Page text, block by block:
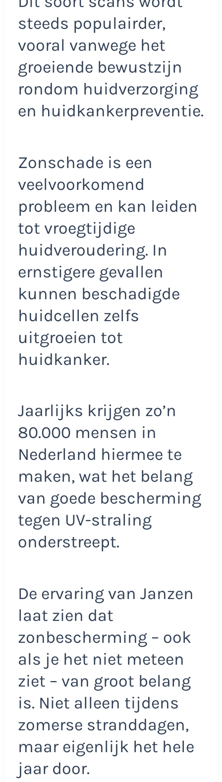
steeds populairder,
vooral vanwege het
groeiende bewustzijn
rondom huidverzorging
en huidkankerpreventie.
Zonschade is een
veelvoorkomend
probleem en kan leiden
tot vroegtijdige
huidveroudering. In
ernstigere gevallen
kunnen beschadigde
huidcellen zelfs
uitgroeien tot
huidkanker.
Jaarlijks krijgen zo’n
80.000 mensen in
Nederland hiermee te
maken, wat het belang
van goede bescherming
tegen UV-straling
onderstreept.
De ervaring van Janzen
laat zien dat
zonbescherming – ook
als je het niet meteen
ziet – van groot belang
is. Niet alleen tijdens
zomerse stranddagen,
maar eigenlijk het hele
jaar door.